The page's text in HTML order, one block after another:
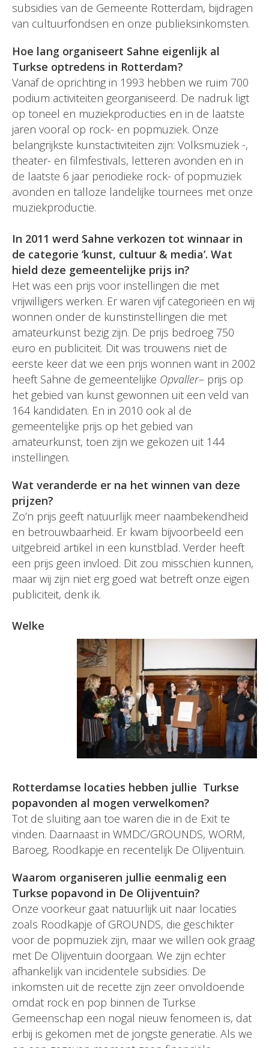
subsidies van de Gemeente Rotterdam, bijdragen
van cultuurfondsen en onze publieksinkomsten.
Hoe lang organiseert Sahne eigenlijk al
Turkse optredens in Rotterdam?
Vanaf de oprichting in 1993 hebben we ruim 700
podium activiteiten georganiseerd. De nadruk ligt
op toneel en muziekproducties en in de laatste
jaren vooral op rock- en popmuziek. Onze
belangrijkste kunstactiviteiten zijn: Volksmuziek -,
theater- en filmfestivals, letteren avonden en in
de laatste 6 jaar periodieke rock- of popmuziek
avonden en talloze landelijke tournees met onze
muziekproductie.
In 2011 werd Sahne verkozen tot winnaar in
de categorie ‘kunst, cultuur & media’. Wat
hield deze gemeentelijke prijs in?
Het was een prijs voor instellingen die met
vrijwilligers werken. Er waren vijf categorieën en wij
wonnen onder de kunstinstellingen die met
amateurkunst bezig zijn. De prijs bedroeg 750
euro en publiciteit. Dit was trouwens niet de
eerste keer dat we een prijs wonnen want in 2002
heeft Sahne de gemeentelijke Opvaller– prijs op
het gebied van kunst gewonnen uit een veld van
164 kandidaten. En in 2010 ook al de
gemeentelijke prijs op het gebied van
amateurkunst, toen zijn we gekozen uit 144
instellingen.
Wat veranderde er na het winnen van deze
prijzen?
Zo’n prijs geeft natuurlijk meer naambekendheid
en betrouwbaarheid. Er kwam bijvoorbeeld een
uitgebreid artikel in een kunstblad. Verder heeft
een prijs geen invloed. Dit zou misschien kunnen,
maar wij zijn niet erg goed wat betreft onze eigen
publiciteit, denk ik.
Welke
Rotterdamse locaties hebben jullie Turkse
popavonden al mogen verwelkomen?
Tot de sluiting aan toe waren die in de Exit te
vinden. Daarnaast in WMDC/GROUNDS, WORM,
Baroeg, Roodkapje en recentelijk De Olijventuin.
Waarom organiseren jullie eenmalig een
Turkse popavond in De Olijventuin?
Onze voorkeur gaat natuurlijk uit naar locaties
zoals Roodkapje of GROUNDS, die geschikter
voor de popmuziek zijn, maar we willen ook graag
met De Olijventuin doorgaan. We zijn echter
afhankelijk van incidentele subsidies. De
inkomsten uit de recette zijn zeer onvoldoende
omdat rock en pop binnen de Turkse
Gemeenschap een nogal nieuw fenomeen is, dat
erbij is gekomen met de jongste generatie. Als we